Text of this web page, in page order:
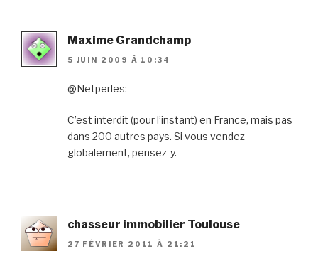
Maxime Grandchamp
5 JUIN 2009 À 10:34
@Netperles:
C’est interdit (pour l’instant) en France, mais pas
dans 200 autres pays. Si vous vendez
globalement, pensez-y.
chasseur immobilier Toulouse
27 FÉVRIER 2011 À 21:21